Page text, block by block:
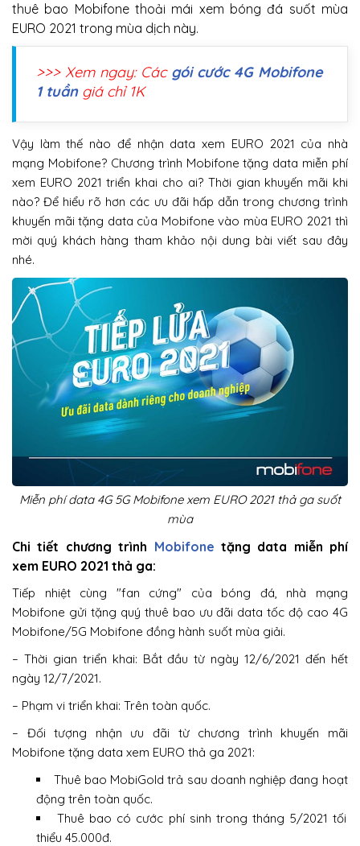
thuê bao Mobifone thoải mái xem bóng đá suốt mùa
EURO 2021 trong mùa dịch này.
>>> Xem ngay: Các gói cước 4G Mobifone
1 tuầngiá chỉ 1K
Vậy làm thế nào để nhận data xem EURO 2021 của nhà
mạng Mobifone? Chương trình Mobifone tặng data miễn phí
xem EURO 2021 triển khai cho ai? Thời gian khuyến mãi khi
nào? Để hiểu rõ hơn các ưu đãi hấp dẫn trong chương trình
khuyến mãi tặng data của Mobifone vào mùa EURO 2021 thì
mời quý khách hàng tham khảo nội dung bài viết sau đây
nhé.
Miễn phí data 4G 5G Mobifone xem EURO 2021 thả ga suốt
mùa
Chi tiết chương trình Mobifone tặng data miễn phí
xem EURO 2021 thả ga:
Tiếp nhiệt cùng "fan cứng" của bóng đá, nhà mạng
Mobifone gửi tặng quý thuê bao ưu đãi data tốc độ cao 4G
Mobifone/5G Mobifone đồng hành suốt mùa giải.
– Thời gian triển khai: Bắt đầu từ ngày 12/6/2021 đến hết
ngày 12/7/2021.
– Phạm vi triển khai: Trên toàn quốc.
– Đối tượng nhận ưu đãi từ chương trình khuyến mãi
Mobifone tặng data xem EURO thả ga 2021:
Thuê bao MobiGold trả sau doanh nghiệp đang hoạt
động trên toàn quốc.
Thuê bao có cước phí sinh trong tháng 5/2021 tối
thiểu 45.000đ.